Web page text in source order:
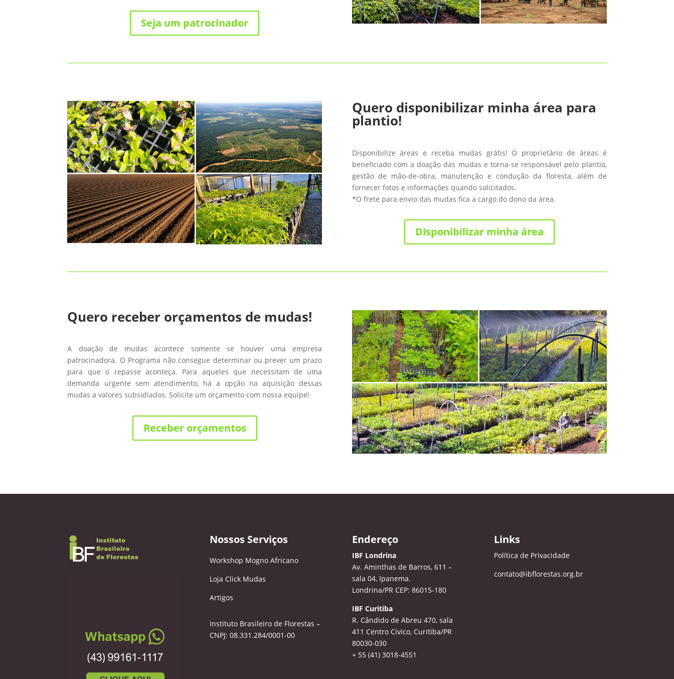
Seja um patrocinador
Quero disponibilizar minha área para
plantio!
Disponibilize áreas e receba mudas grátis! O proprietário de áreas é
beneficiado com a doação das mudas e torna-se responsável pelo plantio,
gestão de mão-de-obra, manutenção e condução da floresta, além de
fornecer fotos e informações quando solicitados.
*O frete para envio das mudas fica a cargo do dono da área.
Disponibilizar minha área
Quero receber orçamentos de mudas!
A doação de mudas acontece somente se houver uma empresa
patrocinadora. O Programa não consegue determinar ou prever um prazo
para que o repasse aconteça. Para aqueles que necessitam de uma
demanda urgente sem atendimento, há a opção na aquisição dessas
mudas a valores subsidiados. Solicite um orçamento com nossa equipe!
Receber orçamentos
Nossos Serviços
Workshop Mogno Africano
Loja Click Mudas
Artigos
Instituto Brasileiro de Florestas –
CNPJ: 08.331.284/0001-00
Endereço
IBF Londrina
Av. Aminthas de Barros, 611 –
sala 04, Ipanema.
Londrina/PR CEP: 86015-180
IBF Curitiba
R. Cândido de Abreu 470, sala
411 Centro Cívico, Curitiba/PR
80030-030
+ 55 (41) 3018-4551
Links
Política de Privacidade
contato@ibflorestas.org.br